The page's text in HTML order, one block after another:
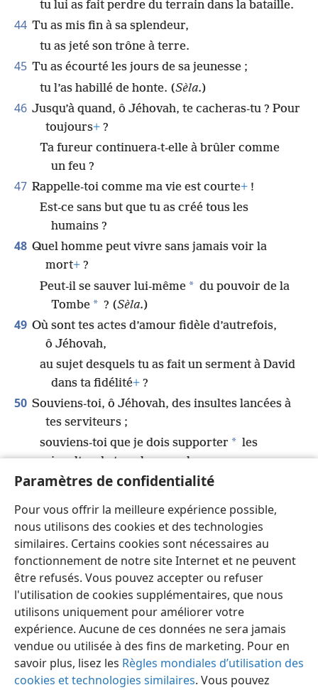
Paramètres de confidentialité
Pour vous offrir la meilleure expérience possible,
nous utilisons des cookies et des technologies
similaires. Certains cookies sont nécessaires au
fonctionnement de notre site Internet et ne peuvent
être refusés. Vous pouvez accepter ou refuser
l'utilisation de cookies supplémentaires, que nous
utilisons uniquement pour améliorer votre
expérience. Aucune de ces données ne sera jamais
vendue ou utilisée à des fins de marketing. Pour en
savoir plus, lisez les Règles mondiales d’utilisation des
cookies et technologies similaires. Vous pouvez
tu lui as fait perdre du terrain dans la bataille.
44 Tu as mis fin à sa splendeur,
tu as jeté son trône à terre.
45 Tu as écourté les jours de sa jeunesse ;
tu l’as habillé de honte. (Sèla.)
46 Jusqu’à quand, ô Jéhovah, te cacheras-tu ? Pour
toujours+ ?
Ta fureur continuera-t-elle à brûler comme
un feu ?
47 Rappelle-toi comme ma vie est courte+ !
Est-ce sans but que tu as créé tous les
humains ?
48 Quel homme peut vivre sans jamais voir la
mort+ ?
Peut-il se sauver lui-même * du pouvoir de la
Tombe * ? (Sèla.)
49 Où sont tes actes d’amour fidèle d’autrefois,
ô Jéhovah,
au sujet desquels tu as fait un serment à David
dans ta fidélité+ ?
50 Souviens-toi, ô Jéhovah, des insultes lancées à
tes serviteurs ;
souviens-toi que je dois supporter * les
insultes de tous les peuples,
51 que tes ennemis ont lancé des injures, ô Jéhovah,
et qu’ils ont injurié chaque pas de ton oint.
52 Que Jéhovah soit loué pour toujours. Amen et
amen+.
Français Partager Préférences
Copyright © 2026 Watch Tower Bible and Tract Society of Pennsylvania
Conditions d’utilisation
Règles de confidentialité
Paramètres de confidentialité
JW.ORG Se connecter